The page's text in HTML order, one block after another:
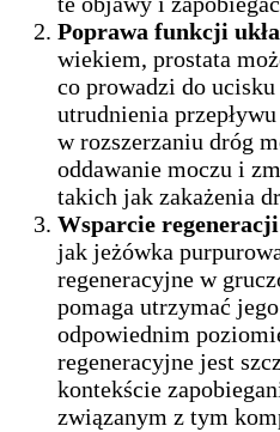
Poprawa funkcji
wiekiem, prostata
co prowadzi do
utrudnienia
w rozszerzaniu dróg
oddawanie moczu i
takich jak zakażenia
Wsparcie
jak jeżówka
regeneracyjne w
pomaga utrzymać
odpowiednim
regeneracyjne jest
kontekście
związanym z tym